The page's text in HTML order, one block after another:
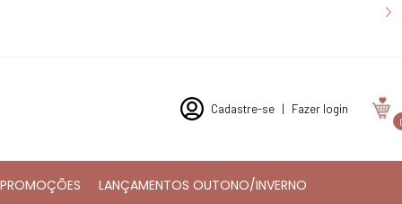
Cadastre-se | Fazer login
PROMOÇÕES LANÇAMENTOS OUTONO/INVERNO